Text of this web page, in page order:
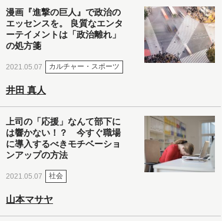
漫画『進撃の巨人』で政治の
エッセンスを。 良質なエンタ
ーテイメントは「政治離れ」
の処方箋
2021.05.07 カルチャー・スポーツ
井田 真人
上司の「応援」なんて部下に
は響かない！？ 今すぐ職場
に導入するべきモチベーショ
ンアップの方法
2021.05.07 社会
山本マサヤ